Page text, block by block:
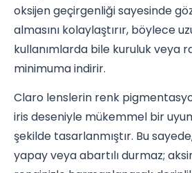
oksijen geçirgenliği sayesinde
almasını kolaylaştırır, böylece
kullanımlarda bile kuruluk veya
minimuma indirir.
Claro lenslerin renk
iris deseniyle mükemmel bir
şekilde tasarlanmıştır. Bu
yapay veya abartılı durmaz;